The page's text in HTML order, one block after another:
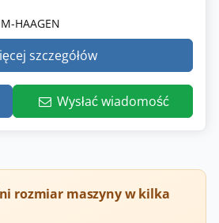
HAAGEN
szczegółów
Wysłać wiadomość
rozmiar maszyny w kilka